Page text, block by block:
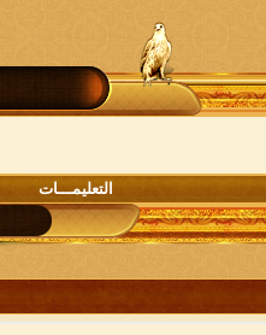
التعليمـــات